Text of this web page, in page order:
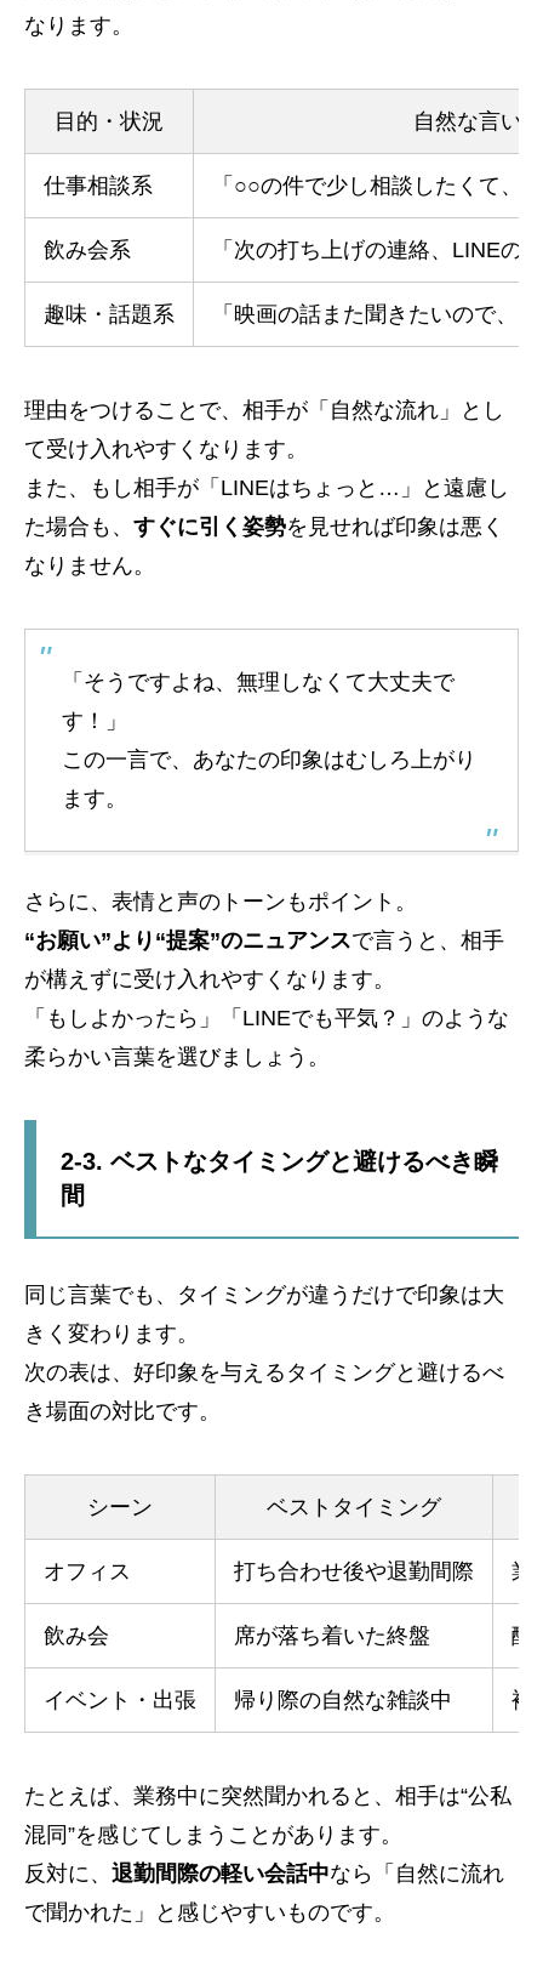
なります。
目的・状況 自然な言い
仕事相談系 「○○の件で少し相談したくて、
飲み会系 「次の打ち上げの連絡、LINEの
趣味・話題系 「映画の話また聞きたいので、
理由をつけることで、相手が「自然な流れ」とし
て受け入れやすくなります。
また、もし相手が「LINEはちょっと…」と遠慮し
た場合も、 すぐに引く姿勢を見せれば印象は悪く
なりません。
「そうですよね、無理しなくて大丈夫で
す！」
この一言で、あなたの印象はむしろ上がり
ます。
さらに、表情と声のトーンもポイント。
“お願い”より“提案”のニュアンスで言うと、相手
が構えずに受け入れやすくなります。
「もしよかったら」「LINEでも平気？」のような
柔らかい言葉を選びましょう。
2-3. ベストなタイミングと避けるべき瞬
間
同じ言葉でも、タイミングが違うだけで印象は大
きく変わります。
次の表は、好印象を与えるタイミングと避けるべ
き場面の対比です。
シーン ベストタイミング
オフィス 打ち合わせ後や退勤間際 業
飲み会 席が落ち着いた終盤 酔
イベント・出張 帰り際の自然な雑談中 複
たとえば、業務中に突然聞かれると、相手は“公私
混同”を感じてしまうことがあります。
反対に、 退勤間際の軽い会話中なら「自然に流れ
で聞かれた」と感じやすいものです。